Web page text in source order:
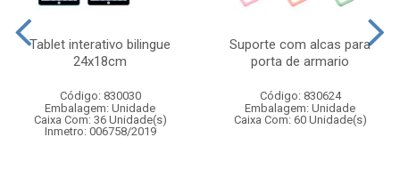
Tablet interativo bilingue
24x18cm
Código: 830030
Embalagem: Unidade
Caixa Com: 36 Unidade(s)
Inmetro: 006758/2019
Suporte com alcas para
porta de armario
Código: 830624
Embalagem: Unidade
Caixa Com: 60 Unidade(s)